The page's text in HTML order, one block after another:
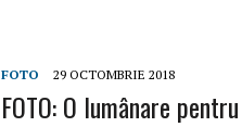
FOTO 29 OCTOMBRIE 2018
FOTO: O lumânare